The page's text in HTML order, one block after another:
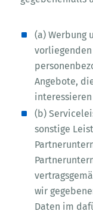
(a) Werbung
Angebote,
(b)
sonstige
wir
Daten im